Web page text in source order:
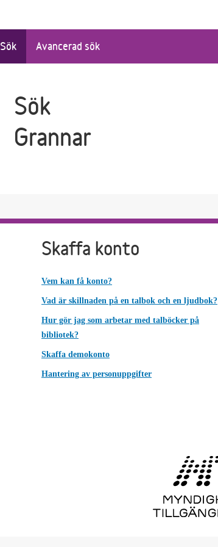
Sök Avancerad sök
Sök
Grannar
Skaffa konto
Vem kan få konto?
Vad är skillnaden på en talbok och en ljudbok?
Hur gör jag som arbetar med talböcker på
bibliotek?
Skaffa demokonto
Hantering av personuppgifter